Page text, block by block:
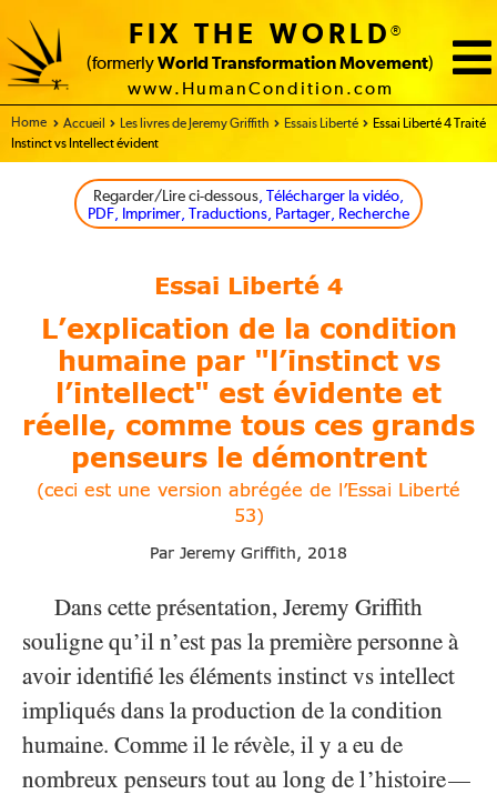
FIX THE WORLD®
(formerly World Transformation Movement)
www.HumanCondition.com
Home Accueil Les livres de Jeremy Griffith Essais Liberté
Essai Liberté 4 Traité
Instinct vs Intellect évident
Regarder/Lire ci-dessous, Télécharger la vidéo,
PDF, Imprimer, Traductions, Partager, Recherche
Essai Liberté 4
L’explication de la condition
humaine par "l’instinct vs
l’intellect" est évidente et
réelle, comme tous ces grands
penseurs le démontrent
(ceci est une version abrégée de l’Essai Liberté
53)
Par Jeremy Griffith, 2018
Dans cette présentation, Jeremy Griffith
souligne qu’il n’est pas la première personne à
avoir identifié les éléments instinct vs intellect
impliqués dans la production de la condition
humaine. Comme il le révèle, il y a eu de
nombreux penseurs tout au long de l’histoire—